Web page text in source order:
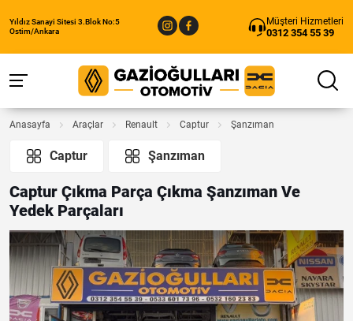
Yıldız Sanayi Sitesi 3.Blok No:5
Ostim/Ankara
Müşteri Hizmetleri
0312 354 55 39
Anasayfa Araçlar Renault Captur Şanzıman
Captur Şanzıman
Captur Çıkma Parça Çıkma Şanzıman Ve
Yedek Parçaları